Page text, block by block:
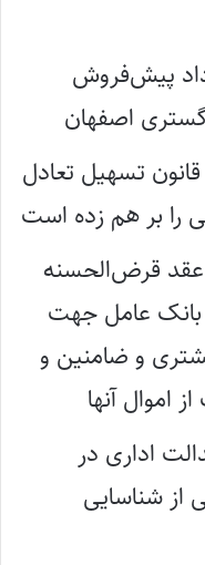
پیش‌فروش
اصفهان
تسهیل تعادل
را بر هم زده است
عقد قرض‌الحسنه
عامل جهت
و ضامنین و
اموال آنها
اداری در
شناسایی